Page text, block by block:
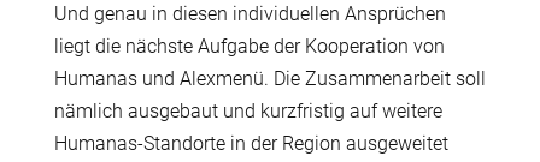
Und genau in diesen individuellen Ansprüchen
liegt die nächste Aufgabe der Kooperation von
Humanas und Alexmenü. Die Zusammenarbeit soll
nämlich ausgebaut und kurzfristig auf weitere
Humanas-Standorte in der Region ausgeweitet